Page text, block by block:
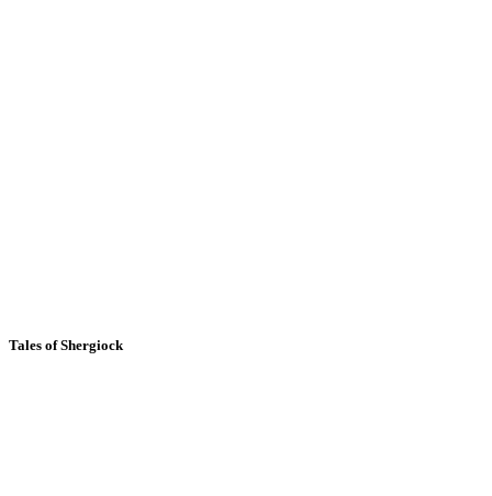
Tales of Shergiock